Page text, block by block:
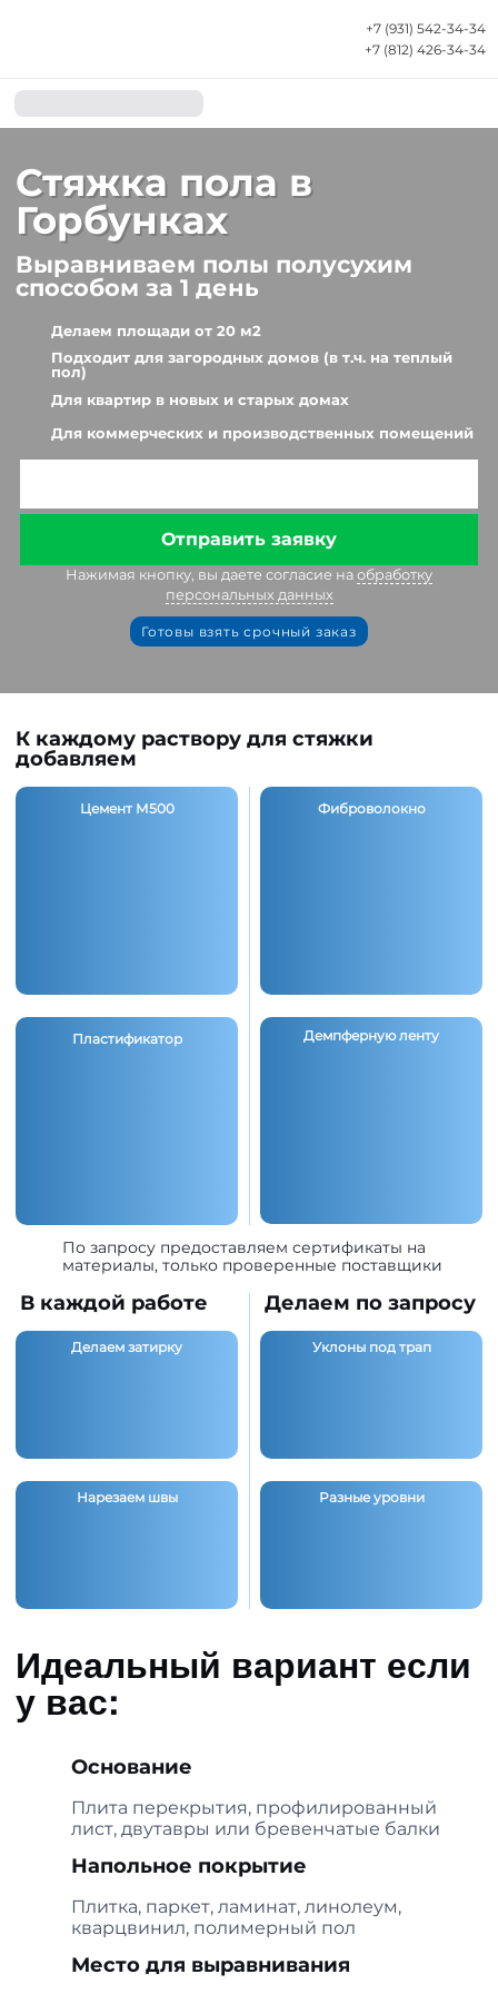
+7 (931) 542-34-34
+7 (812) 426-34-34
Стяжка пола в
Горбунках
Выравниваем полы полусухим
способом за 1 день
Делаем площади от 20 м2
Подходит для загородных домов (в т.ч. на теплый
пол)
Для квартир в новых и старых домах
Для коммерческих и производственных помещений
Отправить заявку
Нажимая кнопку, вы даете согласие на обработку
персональных данных
Готовы взять срочный заказ
К каждому раствору для стяжки
добавляем
Цемент М500
Пластификатор
Фиброволокно
Демпферную ленту
По запросу предоставляем сертификаты на
материалы, только проверенные поставщики
В каждой работе
Делаем затирку
Нарезаем швы
Делаем по запросу
Уклоны под трап
Разные уровни
Идеальный вариант если
у вас:
Основание
Плита перекрытия, профилированный
лист, двутавры или бревенчатые балки
Напольное покрытие
Плитка, паркет, ламинат, линолеум,
кварцвинил, полимерный пол
Место для выравнивания